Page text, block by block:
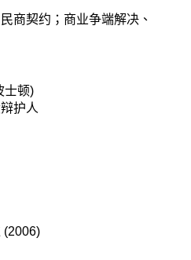
商契约；商业争端解决、
士顿)
护人
(2006)